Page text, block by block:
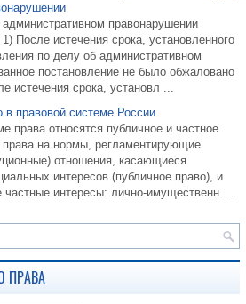
правонарушении
После истечения срока, установленного
по делу об административном
постановление не было обжаловано
истечения срока, установл ...
в правовой системе России
права относятся публичное и частное
на нормы, регламентирующие
отношения, касающиеся
интересов (публичное право), и
интересы: лично-имущественн ...
ПРАВА